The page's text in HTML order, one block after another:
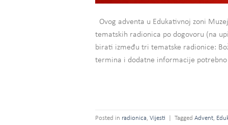
Ovog adventa u Edukativnoj zoni
tematskih radionica po dogovoru (na
birati između tri tematske radionice:
termina i dodatne informacije
Posted in radionica, Vijesti Tagged Advent,